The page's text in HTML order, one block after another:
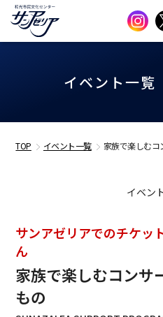
イベント一覧
TOP イベント一覧 家族で楽しむ
イベン
サンアゼリアでのチケッ
ん
家族で楽しむコン
もの